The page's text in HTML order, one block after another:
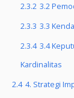
2.3.2 3.2
2.3.3 3.3
2.3.4 3.4
Kardinalitas
2.4 4. Strategi